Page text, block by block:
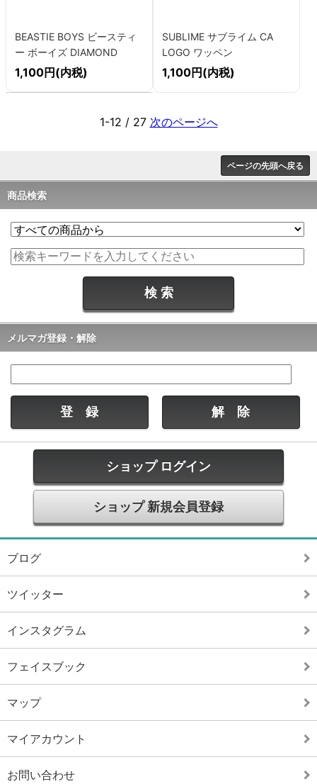
BEASTIE BOYS ビースティ
ー ボーイズ DIAMOND
LOGO ワッペン
1,100円(内税)
SUBLIME サブライム CA
LOGO ワッペン
1,100円(内税)
1-12 / 27 次のページへ
ページの先頭へ戻る
商品検索
メルマガ登録・解除
ショップ ログイン
ショップ 新規会員登録
ブログ
ツイッター
インスタグラム
フェイスブック
マップ
マイアカウント
お問い合わせ